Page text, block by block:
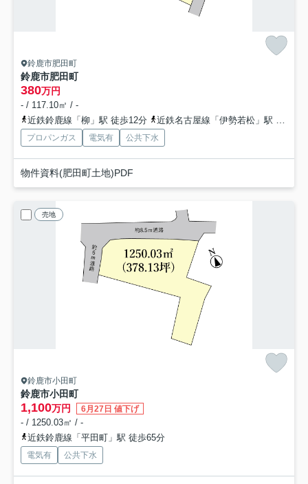
鈴鹿市肥田町
鈴鹿市肥田町
380万円
- / 117.10㎡ / -
近鉄鈴鹿線「柳」駅 徒歩12分
近鉄名古屋線「伊勢若松」駅 徒歩36分
プロパンガス 電気有 公共下水
物件資料(肥田町土地)PDF
売地
鈴鹿市小田町
鈴鹿市小田町
1,100万円 6月27日 値下げ
- / 1250.03㎡ / -
近鉄鈴鹿線「平田町」駅 徒歩65分
電気有 公共下水